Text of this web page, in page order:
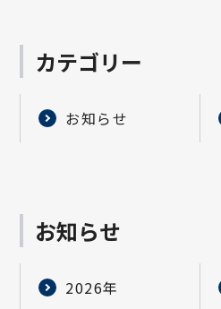
カテゴリー
お知らせ
お知らせ
2026年